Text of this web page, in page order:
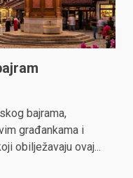
bajrama,
građankama i
obilježavaju ovaj...